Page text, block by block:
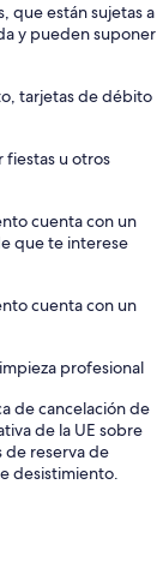
que están sujetas a
y pueden suponer
tarjetas de débito
u otros
cuenta con un
que te interese
cuenta con un
profesional
de cancelación de
de la UE sobre
de reserva de
desistimiento.